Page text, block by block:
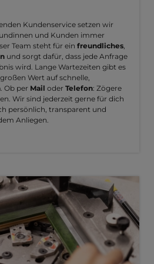
Kundenservice setzen wir
und Kunden immer
Team steht für ein freundliches,
und sorgt dafür, dass jede Anfrage
wird. Lange Wartezeiten gibt es
Wert auf schnelle,
. Ob per Mail oder Telefon: Zögere
Wir sind jederzeit gerne für dich
persönlich, transparent und
Anliegen.